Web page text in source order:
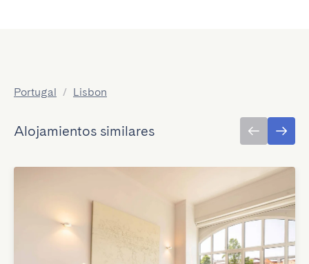
Portugal / Lisbon
Alojamientos similares